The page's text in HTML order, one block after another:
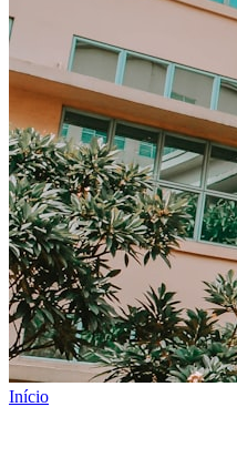
Início